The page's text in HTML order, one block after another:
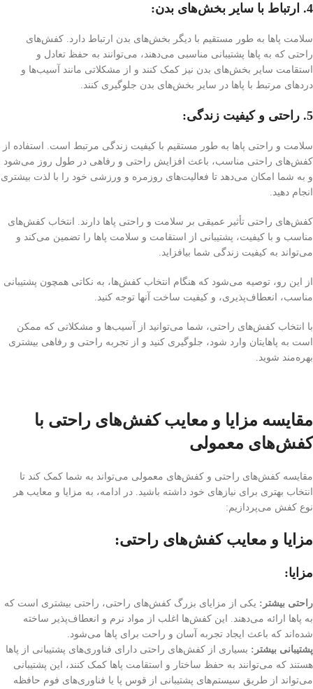
4. ارتباط با سایر بخش‌های بدن:
سلامت پاها به طور مستقیم با دیگر بخش‌های بدن ارتباط دارد. کفش‌های
راحتی که به پاها پشتیبانی مناسبی می‌دهند، می‌توانند به حفظ تعادل و
استقامت سایر بخش‌های بدن نیز کمک کنند و از مشکلاتی مانند آسیب‌ها و
دردهای مرتبط با پاها در سایر بخش‌های بدن جلوگیری کنند.
5. راحتی و کیفیت زندگی:
سلامت و راحتی پاها به طور مستقیم با کیفیت زندگی مرتبط است. استفاده از
کفش‌های راحتی مناسب، باعث افزایش راحتی و رفاهی در طول روز می‌شود
و به شما امکان می‌دهد تا فعالیت‌های روزمره و ورزشی خود را با لذت بیشتری
انجام دهید.
کفش‌های راحتی تأثیر عمیقی بر سلامت و راحتی پاها دارند. انتخاب کفش‌های
مناسب و با کیفیت، پشتیبانی از استقامت و سلامت پاها را تضمین می‌کند و
می‌تواند به کیفیت زندگی شما بیافزاید.
از این رو، توصیه می‌شود که هنگام انتخاب کفش‌ها، به نکاتی همچون پشتیبانی
مناسب، انعطاف‌پذیری، و کیفیت ساخت آنها توجه کنید.
با انتخاب کفش‌های راحتی، شما می‌توانید از آسیب‌ها و مشکلاتی که ممکن
است به پاهایتان وارد شود، جلوگیری کنید و از تجربه راحتی و رفاهی بیشتری
بهره‌مند شوید.
مقایسه مزایا و معایب کفش‌های راحتی با
کفش‌های معمولی
مقایسه کفش‌های راحتی و کفش‌های معمولی می‌تواند به شما کمک کند تا
انتخاب بهتری برای نیازهای خود داشته باشید. در ادامه، به مزایا و معایب هر
نوع کفش می‌پردازیم:
مزایا و معایب کفش‌های راحتی:
مزایا:
راحتی بیشتر: یکی از مزایای بزرگ کفش‌های راحتی، راحتی بیشتری است که
به پاها ارائه می‌دهند. این کفش‌ها اغلب از مواد نرم و انعطاف‌پذیر ساخته
شده‌اند که باعث ایجاد تجربه آسان و راحت برای پاها می‌شود.
پشتیبانی بیشتر: بسیاری از کفش‌های راحتی دارای فناوری‌های پشتیبانی از پاها
هستند که می‌توانند به حفظ ساختار و استقامت پاها کمک کنند، این پشتیبانی
می‌تواند از طریق سیستم‌های پشتیبانی از قوس پا یا فناوری‌های فوم حافظه